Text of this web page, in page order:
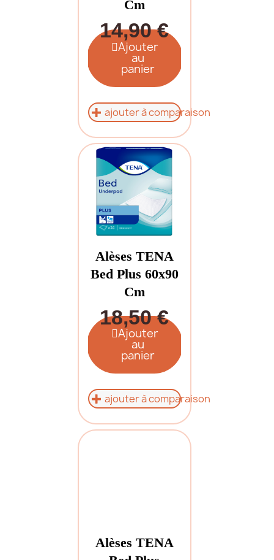
Cm
14,90 €
Ajouter
au
panier
ajouter à comparaison
Alèses TENA
Bed Plus 60x90
Cm
18,50 €
Ajouter
au
panier
ajouter à comparaison
Alèses TENA